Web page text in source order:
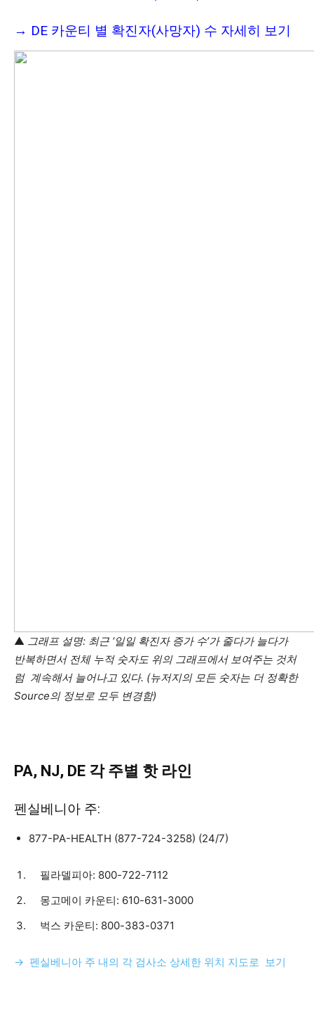
→ DE 카운티 별 확진자(사망자) 수 자세히 보기
▲ 그래프 설명: 최근 ‘일일 확진자 증가 수’가 줄다가 늘다가
반복하면서 전체 누적 숫자도 위의 그래프에서 보여주는 것처
럼 계속해서 늘어나고 있다. (뉴저지의 모든 숫자는 더 정확한
Source의 정보로 모두 변경함)
PA, NJ, DE 각 주별 핫 라인
펜실베니아 주:
877-PA-HEALTH (877-724-3258) (24/7)
필라델피아: 800-722-7112
몽고메이 카운티: 610-631-3000
벅스 카운티: 800-383-0371
→ 펜실베니아 주 내의 각 검사소 상세한 위치 지도로 보기